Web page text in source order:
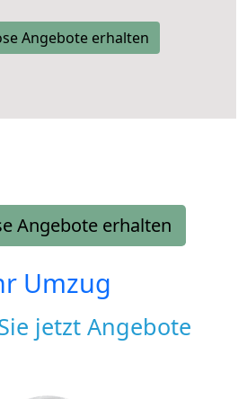
Angebote erhalten
Angebote erhalten
Umzug
jetzt Angebote